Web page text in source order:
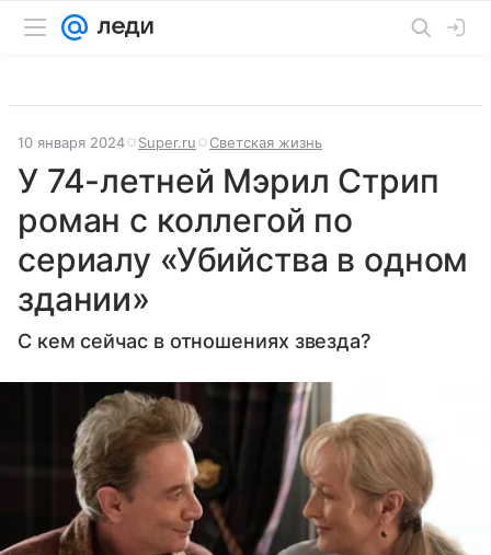
10 января 2024 Super.ru Светская жизнь
У 74-летней Мэрил Стрип
роман с коллегой по
сериалу «Убийства в одном
здании»
С кем сейчас в отношениях звезда?